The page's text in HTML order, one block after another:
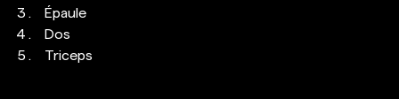
Épaule
Dos
Triceps